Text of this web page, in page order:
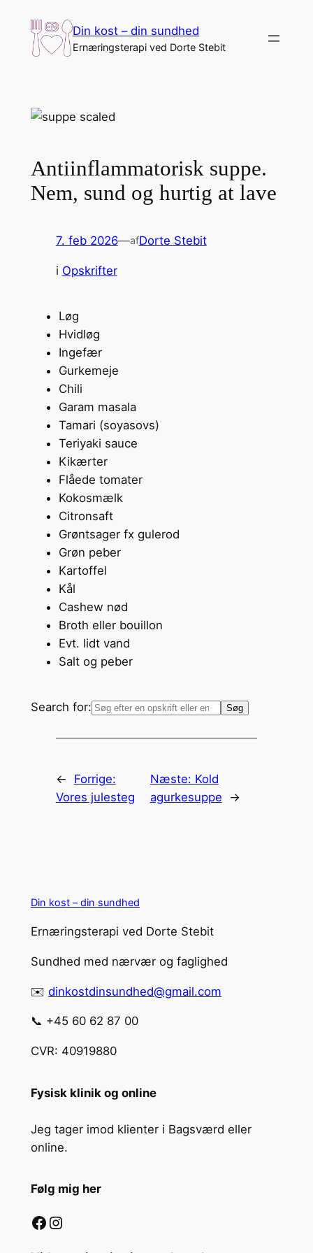
indhold
Din kost – din sundhed
Ernæringsterapi ved Dorte Stebit
Antiinflammatorisk suppe.
Nem, sund og hurtig at lave
7. feb 2026—afDorte Stebit
i Opskrifter
Løg
Hvidløg
Ingefær
Gurkemeje
Chili
Garam masala
Tamari (soyasovs)
Teriyaki sauce
Kikærter
Flåede tomater
Kokosmælk
Citronsaft
Grøntsager fx gulerod
Grøn peber
Kartoffel
Kål
Cashew nød
Broth eller bouillon
Evt. lidt vand
Salt og peber
Search for:
←
Forrige:
Vores julesteg
Næste: Kold
agurkesuppe
→
Din kost – din sundhed
Ernæringsterapi ved Dorte Stebit
Sundhed med nærvær og faglighed
✉️ dinkostdinsundhed@gmail.com
📞 +45 60 62 87 00
CVR: 40919880
Fysisk klinik og online
Jeg tager imod klienter i Bagsværd eller
online.
Følg mig her
Facebook Instagram